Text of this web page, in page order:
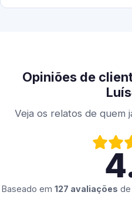
Opiniões de
Veja os relatos de quem
Baseado em 127 avaliações